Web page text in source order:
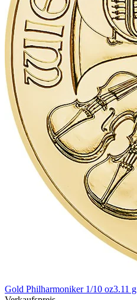
Gold Philharmoniker 1/10 oz3.11 g